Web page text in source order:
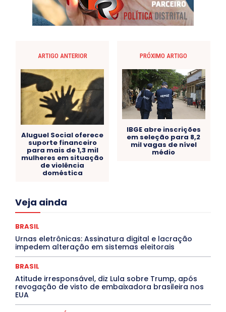
ARTIGO ANTERIOR
Aluguel Social oferece
suporte financeiro
para mais de 1,3 mil
mulheres em situação
de violência
doméstica
PRÓXIMO ARTIGO
IBGE abre inscrições
em seleção para 8,2
mil vagas de nível
médio
Veja ainda
Acre
Congressuanas & Esplanadumas
Covid-19
Crônica Política Crônicas
CULTURA
Cultura e Tal
DANÇA Dengue
Denuncia
DESTAQUE BRASIL
DESTAQUE DF
DESTAQUE SAÚDE
DESTAQUES OUTROS
ELEIÇÕES
EMPREGO E OPORTUNIDADES
ENTORNO
Especial
Espírito Santo ESPORTE
ESTÁGIO
Febre Oropouche
FILMES
Goiás
BRASIL
Urnas eletrônicas: Assinatura digital e lacração
impedem alteração em sistemas eleitorais
BRASIL
Atitude irresponsável, diz Lula sobre Trump, após
revogação de visto de embaixadora brasileira nos
EUA